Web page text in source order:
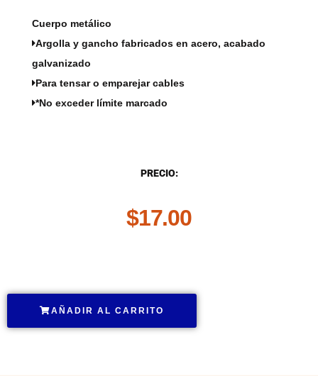
Cuerpo metálico
Argolla y gancho fabricados en acero, acabado
galvanizado
Para tensar o emparejar cables
*No exceder límite marcado
PRECIO:
$17.00
AÑADIR AL CARRITO